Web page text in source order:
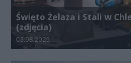
Święto Żelaza i Stali w
(zdjęcia)
Data dodania galerii:
03.08.2026